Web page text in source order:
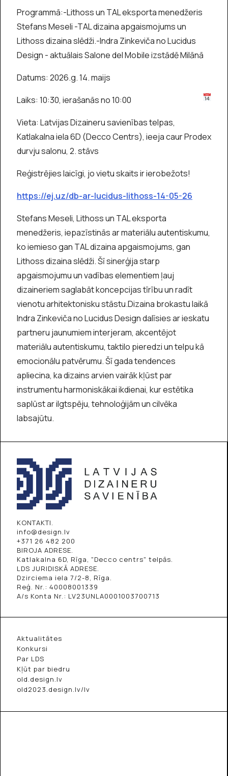
Programmā:-Lithoss un TAL eksporta menedžeris
Stefans Meseli -TAL dizaina apgaismojums un
Lithoss dizaina slēdži.-Indra Zinkeviča no Lucidus
Design - aktuālais Salone del Mobile izstādē Milānā
Datums: 2026.g. 14. maijs
Laiks: 10:30, ierašanās no 10:00
Vieta: Latvijas Dizaineru savienības telpas,
Katlakalna iela 6D (Decco Centrs), ieeja caur Prodex
durvju salonu, 2. stāvs
Reģistrējies laicīgi, jo vietu skaits ir ierobežots!
https://ej.uz/db-ar-lucidus-lithoss-14-05-26
Stefans Meseli, Lithoss un TAL eksporta
menedžeris, iepazīstinās ar materiālu autentiskumu,
ko iemieso gan TAL dizaina apgaismojums, gan
Lithoss dizaina slēdži. Šī sinerģija starp
apgaismojumu un vadības elementiem ļauj
dizaineriem saglabāt koncepcijas tīrību un radīt
vienotu arhitektonisku stāstu.Dizaina brokastu laikā
Indra Zinkeviča no Lucidus Design dalīsies ar ieskatu
partneru jaunumiem interjeram, akcentējot
materiālu autentiskumu, taktilo pieredzi un telpu kā
emocionālu patvērumu. Šī gada tendences
apliecina, ka dizains arvien vairāk kļūst par
instrumentu harmoniskākai ikdienai, kur estētika
saplūst ar ilgtspēju, tehnoloģijām un cilvēka
labsajūtu.
KONTAKTI.
info@design.lv
+371 26 482 200
BIROJA ADRESE.
Katlakalna 6D, Rīga, "Decco centrs" telpās.
LDS JURIDISKĀ ADRESE.
Dzirciema iela 7/2-8, Rīga.
Reģ. Nr.: 40008001339
A/s Konta Nr.: LV23UNLA0001003700713
Aktualitātes
Konkursi
Par LDS
Kļūt par biedru
old.design.lv
old2023.design.lv/lv